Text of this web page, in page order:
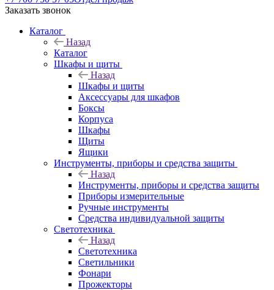
Заказать звонок
Каталог
Назад
Каталог
Шкафы и щиты
Назад
Шкафы и щиты
Аксессуары для шкафов
Боксы
Корпуса
Шкафы
Щиты
Ящики
Инструменты, приборы и средства защиты
Назад
Инструменты, приборы и средства защиты
Приборы измерительные
Ручные инструменты
Средства индивидуальной защиты
Светотехника
Назад
Светотехника
Светильники
Фонари
Прожекторы